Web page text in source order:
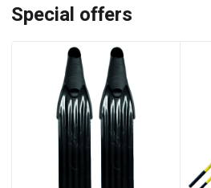
Special offers